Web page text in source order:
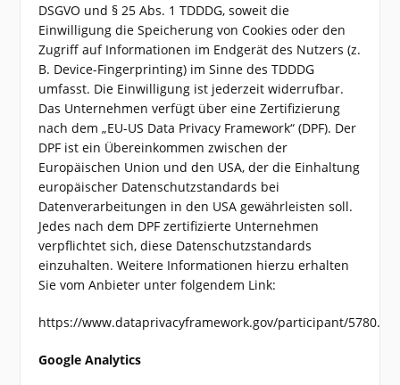
DSGVO und § 25 Abs. 1 TDDDG, soweit die
Einwilligung die Speicherung von Cookies oder den
Zugriff auf Informationen im Endgerät des Nutzers (z.
B. Device-Fingerprinting) im Sinne des TDDDG
umfasst. Die Einwilligung ist jederzeit widerrufbar.
Das Unternehmen verfügt über eine Zertifizierung
nach dem „EU-US Data Privacy Framework“ (DPF). Der
DPF ist ein Übereinkommen zwischen der
Europäischen Union und den USA, der die Einhaltung
europäischer Datenschutzstandards bei
Datenverarbeitungen in den USA gewährleisten soll.
Jedes nach dem DPF zertifizierte Unternehmen
verpflichtet sich, diese Datenschutzstandards
einzuhalten. Weitere Informationen hierzu erhalten
Sie vom Anbieter unter folgendem Link:
https://www.dataprivacyframework.gov/participant/5780.
Google Analytics